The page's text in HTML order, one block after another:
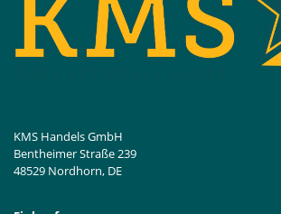
KMS Handels GmbH
Bentheimer Straße 239
48529 Nordhorn, DE